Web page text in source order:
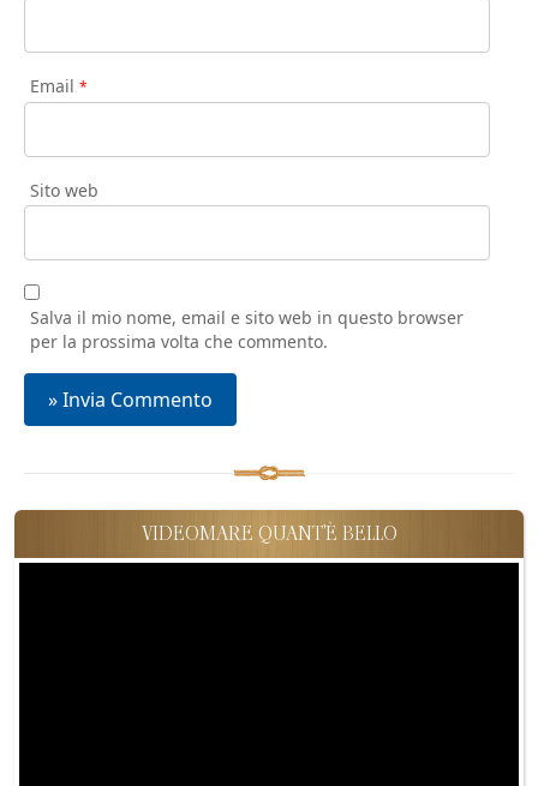
Email *
Sito web
Salva il mio nome, email e sito web in questo browser
per la prossima volta che commento.
VIDEOMARE QUANT'È BELLO